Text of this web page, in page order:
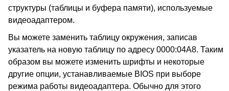
структуры (таблицы и буфера памяти), используемые
видеоадаптером.
Вы можете заменить таблицу окружения, записав
указатель на новую таблицу по адресу 0000:04A8. Таким
образом вы можете изменить шрифты и некоторые
другие опции, устанавливаемые BIOS при выборе
режима работы видеоадаптера. Обычно для этого